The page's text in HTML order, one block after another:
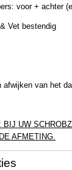
voor + achter
Vet bestendig
afwijken van het
BIJ UW
AFMETING.